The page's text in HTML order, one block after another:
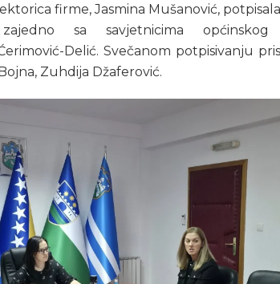
firme, Jasmina Mušanović,
sa savjetnicima općinskog
Delić. Svečanom potpisivanju
Zuhdija Džaferović.